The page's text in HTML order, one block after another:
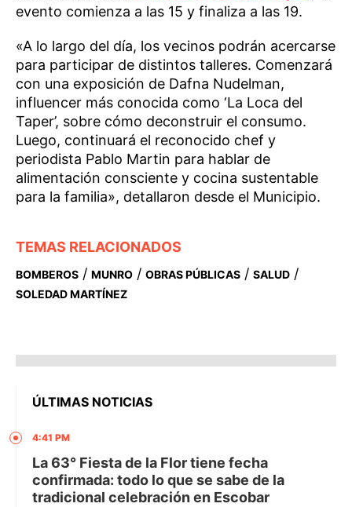
evento comienza a las 15 y finaliza a las 19.
«A lo largo del día, los vecinos podrán acercarse
para participar de distintos talleres. Comenzará
con una exposición de Dafna Nudelman,
influencer más conocida como ‘La Loca del
Taper’, sobre cómo deconstruir el consumo.
Luego, continuará el reconocido chef y
periodista Pablo Martin para hablar de
alimentación consciente y cocina sustentable
para la familia», detallaron desde el Municipio.
TEMAS RELACIONADOS
BOMBEROS / MUNRO / OBRAS PÚBLICAS / SALUD /
SOLEDAD MARTÍNEZ
ÚLTIMAS NOTICIAS
4:41 PM
La 63° Fiesta de la Flor tiene fecha
confirmada: todo lo que se sabe de la
tradicional celebración en Escobar